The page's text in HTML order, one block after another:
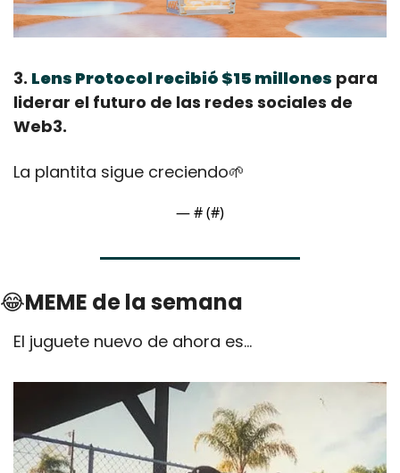
3. Lens Protocol recibió $15 millones para
liderar el futuro de las redes sociales de
Web3.
La plantita sigue creciendo🌱
— # (#)
😂MEME de la semana
El juguete nuevo de ahora es…